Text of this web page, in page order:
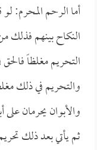
أما الرحم المحرم:
النكاح بينهم فذلك
التحريم مغلظاً
والتحريم في ذلك
والأبوان يحرمان على
ثم يأتي بعد ذلك